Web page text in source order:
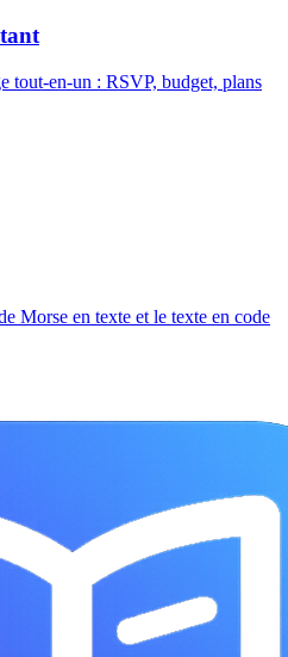
tout-en-un : RSVP, budget, plans
Morse en texte et le texte en code